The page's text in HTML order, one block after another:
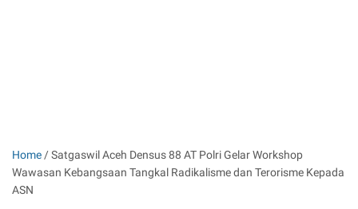
Home /Satgaswil Aceh Densus 88 AT Polri Gelar Workshop
Wawasan Kebangsaan Tangkal Radikalisme dan Terorisme Kepada
ASN